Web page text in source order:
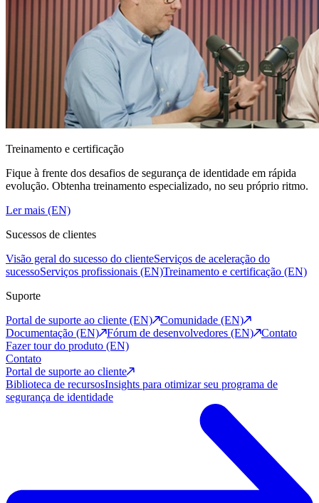
Treinamento e certificação
Fique à frente dos desafios de segurança de identidade em rápida
evolução. Obtenha treinamento especializado, no seu próprio ritmo.
Ler mais (EN)
Sucessos de clientes
Visão geral do sucesso do clienteServiços de aceleração do
sucessoServiços profissionais (EN)Treinamento e certificação (EN)
Suporte
Portal de suporte ao cliente (EN)
Comunidade (EN)
Documentação (EN)
Fórum de desenvolvedores (EN)
Contato
Fazer tour do produto (EN)
Contato
Portal de suporte ao cliente
Biblioteca de recursosInsights para otimizar seu programa de
segurança de identidade